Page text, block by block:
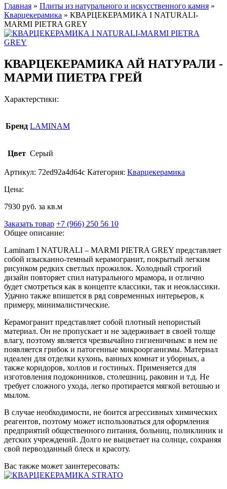
Главная » Плиты из натурального и искусственного камня »
Кварцекерамика » КВАРЦЕКЕРАМИКА I NATURALI-
MARMI PIETRA GREY
КВАРЦЕКЕРАМИКА АЙ НАТУРАЛИ -
МАРМИ ПИЕТРА ГРЕЙ
Характерстики:
Бренд LAMINAM
Цвет Серый
Артикул: 72ed92a4d64c Категория: Кварцекерамика
Цена:
7930 руб. за кв.м
Заказать товар +7 (966) 250 56 10
Общее описание:
Laminam I NATURALI – MARMI PIETRA GREY представляет
собой изысканно-темный керамогранит, покрытый легким
рисунком редких светлых прожилок. Холодный строгий
дизайн повторяет спил натурального мрамора, и отлично
будет смотреться как в концепте классики, так и неоклассики.
Удачно также впишется в ряд современных интерьеров, к
примеру, минималистические.
Керамогранит представляет собой плотный непористый
материал. Он не пропускает и не задерживает в своей толще
влагу, поэтому является чрезвычайно гигиеничным: в нем не
появляется грибок и патогенные микроорганизмы. Материал
идеален для отделки кухонь, ванных комнат и уборных, а
также коридоров, холлов и гостиных. Применяется для
изготовления подоконников, столешниц, раковин и т.д. Не
требует сложного ухода, легко протирается мягкой ветошью и
мылом.
В случае необходимости, не боится агрессивных химических
реагентов, поэтому может использоваться для оформления
предприятий общественного питания, больниц, поликлиник и
детских учреждений. Долго не выцветает на солнце, сохраняя
свой первозданный блеск и красоту.
Вас также может заинтересовать: